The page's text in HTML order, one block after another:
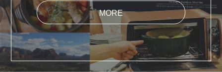
MORE